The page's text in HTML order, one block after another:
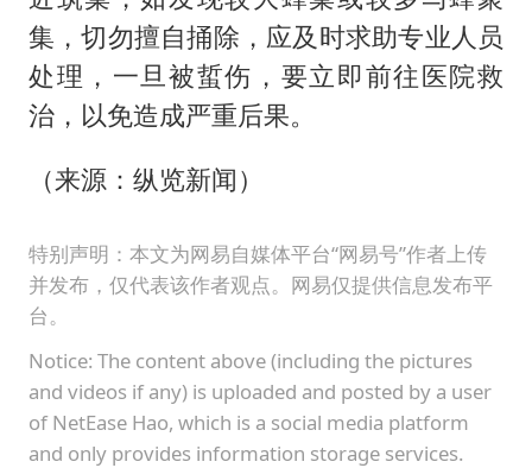
集，切勿擅自捅除，应及时求助专业人员
处理，一旦被蜇伤，要立即前往医院救
治，以免造成严重后果。
（来源：纵览新闻）
特别声明：本文为网易自媒体平台“网易号”作者上传
并发布，仅代表该作者观点。网易仅提供信息发布平
台。
Notice: The content above (including the pictures
and videos if any) is uploaded and posted by a user
of NetEase Hao, which is a social media platform
and only provides information storage services.